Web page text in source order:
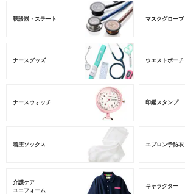
聴診器・ステート マスクグローブ
ナースグッズ ウエストポーチ
ナースウォッチ 印鑑スタンプ
着圧ソックス エプロン予防衣
介護ケア
ユニフォーム
キャラクター